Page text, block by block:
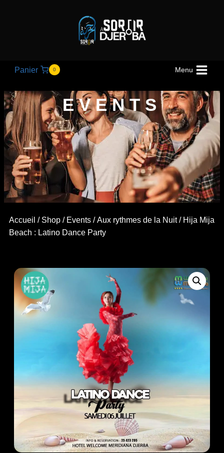
Panier 0 Menu
EVENTS
Accueil / Shop / Events /Aux rythmes de la Nuit/ Hija Mija
Beach : Latino Dance Party